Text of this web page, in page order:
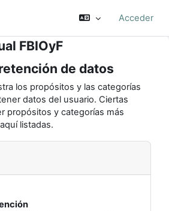
Acceder
FBIOyF
de datos
los propósitos y las categorías
datos del usuario. Ciertas
propósitos y categorías más
listadas.